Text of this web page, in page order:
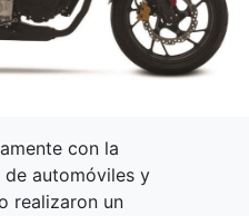
con la
automóviles y
realizaron un